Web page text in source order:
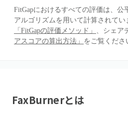
FitGapにおけるすべての評価は、公
アルゴリズムを用いて計算されて
「FitGapの評価メソッド」 、シェア
アスコアの算出方法」 をご覧くださ
FaxBurnerとは